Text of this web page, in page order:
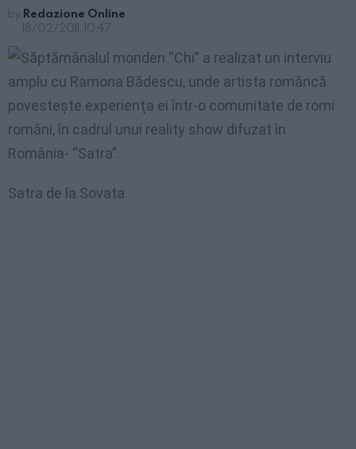
by Redazione Online
18/02/2011, 10:47
Săptămânalul monden “Chi” a realizat un interviu
amplu cu Ramona Bădescu, unde artista româncă
povesteşte experienţa ei într-o comunitate de romi
români, în cadrul unui reality show difuzat în
România- “Satra”.
Satra de la Sovata